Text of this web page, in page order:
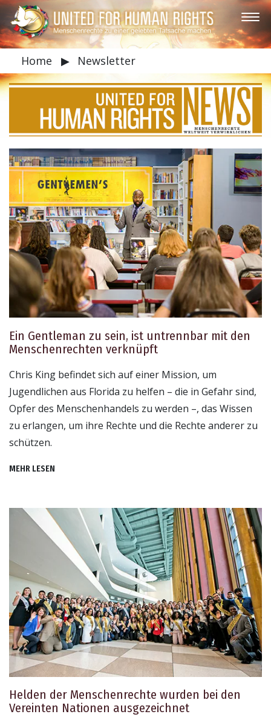
Home ▶ Newsletter
Ein Gentleman zu sein, ist untrennbar mit den
Menschenrechten verknüpft
Chris King befindet sich auf einer Mission, um
Jugendlichen aus Florida zu helfen – die in Gefahr sind,
Opfer des Menschenhandels zu werden –, das Wissen
zu erlangen, um ihre Rechte und die Rechte anderer zu
schützen.
MEHR LESEN
Helden der Menschenrechte wurden bei den
Vereinten Nationen ausgezeichnet